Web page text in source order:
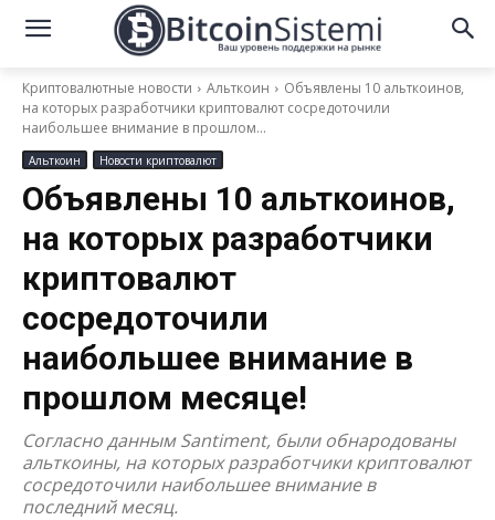
Криптовалютные новости Альткоин
Объявлены 10 альткоинов,
на которых разработчики криптовалют сосредоточили
наибольшее внимание в прошлом...
Альткоин Новости криптовалют
Объявлены 10 альткоинов,
на которых разработчики
криптовалют
сосредоточили
наибольшее внимание в
прошлом месяце!
Согласно данным Santiment, были обнародованы
альткоины, на которых разработчики криптовалют
сосредоточили наибольшее внимание в
последний месяц.